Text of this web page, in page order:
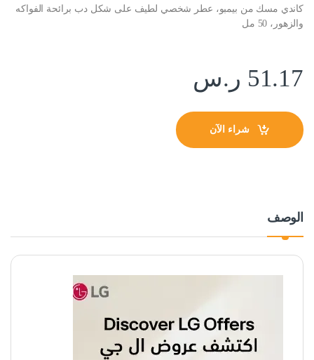
كاندي مسك من بيمبو، عطر شخصي لطيف على شكل دب برائحة الفواكه
والزهور، 50 مل
51.17 ر.س
شراء الآن
الوصف